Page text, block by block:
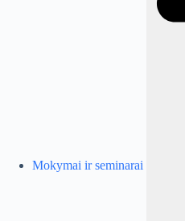
Mokymai ir seminarai